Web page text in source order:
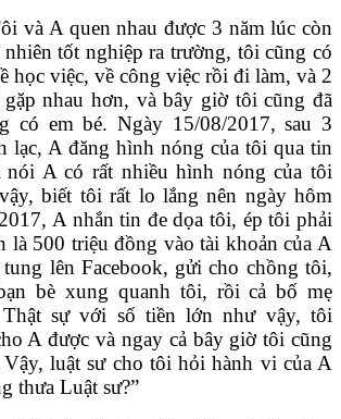
và A quen nhau được 3 năm lúc còn
tốt nghiệp ra trường, tôi cũng có
học việc, về công việc rồi đi làm, và 2
nhau hơn, và bây giờ tôi cũng đã
có em bé. Ngày 15/08/2017, sau 3
lạc, A đăng hình nóng của tôi qua tin
nói A có rất nhiều hình nóng của tôi
biết tôi rất lo lắng nên ngày hôm
A nhắn tin đe dọa tôi, ép tôi phải
là 500 triệu đồng vào tài khoản của A
lên Facebook, gửi cho chồng tôi,
bè xung quanh tôi, rồi cả bố mẹ
sự với số tiền lớn như vậy, tôi
A được và ngay cả bây giờ tôi cũng
luật sư cho tôi hỏi hành vi của A
thưa Luật sư?”